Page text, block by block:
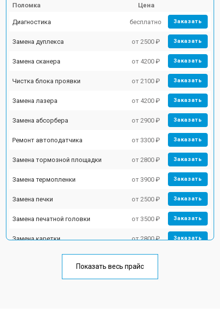
Поломка Цена
Диагностика бесплатно Заказать
Замена дуплекса от 2500 ₽ Заказать
Замена сканера от 4200 ₽ Заказать
Чистка блока проявки от 2100 ₽ Заказать
Замена лазера от 4200 ₽ Заказать
Замена абсорбера от 2900 ₽ Заказать
Ремонт автоподатчика от 3300 ₽ Заказать
Замена тормозной площадки от 2800 ₽ Заказать
Замена термопленки от 3900 ₽ Заказать
Замена печки от 2500 ₽ Заказать
Замена печатной головки от 3500 ₽ Заказать
Замена каретки от 2800 ₽ Заказать
Замена блока питания от 2500 ₽
Показать весь прайс